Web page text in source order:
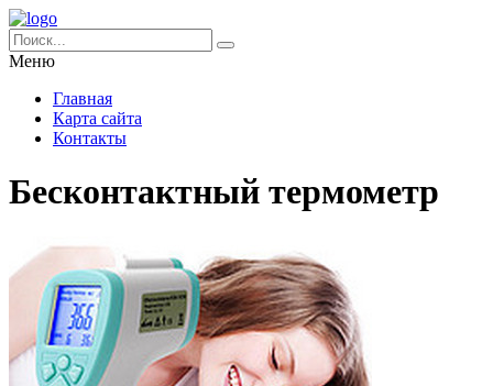
Меню
Главная
Карта сайта
Контакты
Бесконтактный термометр